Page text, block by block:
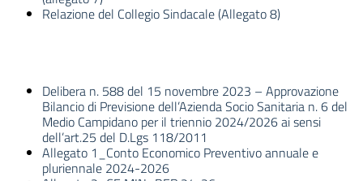
Relazione del Collegio Sindacale (Allegato 8)
Delibera n. 588 del 15 novembre 2023 – Approvazione
Bilancio di Previsione dell’Azienda Socio Sanitaria n. 6 del
Medio Campidano per il triennio 2024/2026 ai sensi
dell’art.25 del D.Lgs 118/2011
Allegato 1_Conto Economico Preventivo annuale e
pluriennale 2024-2026